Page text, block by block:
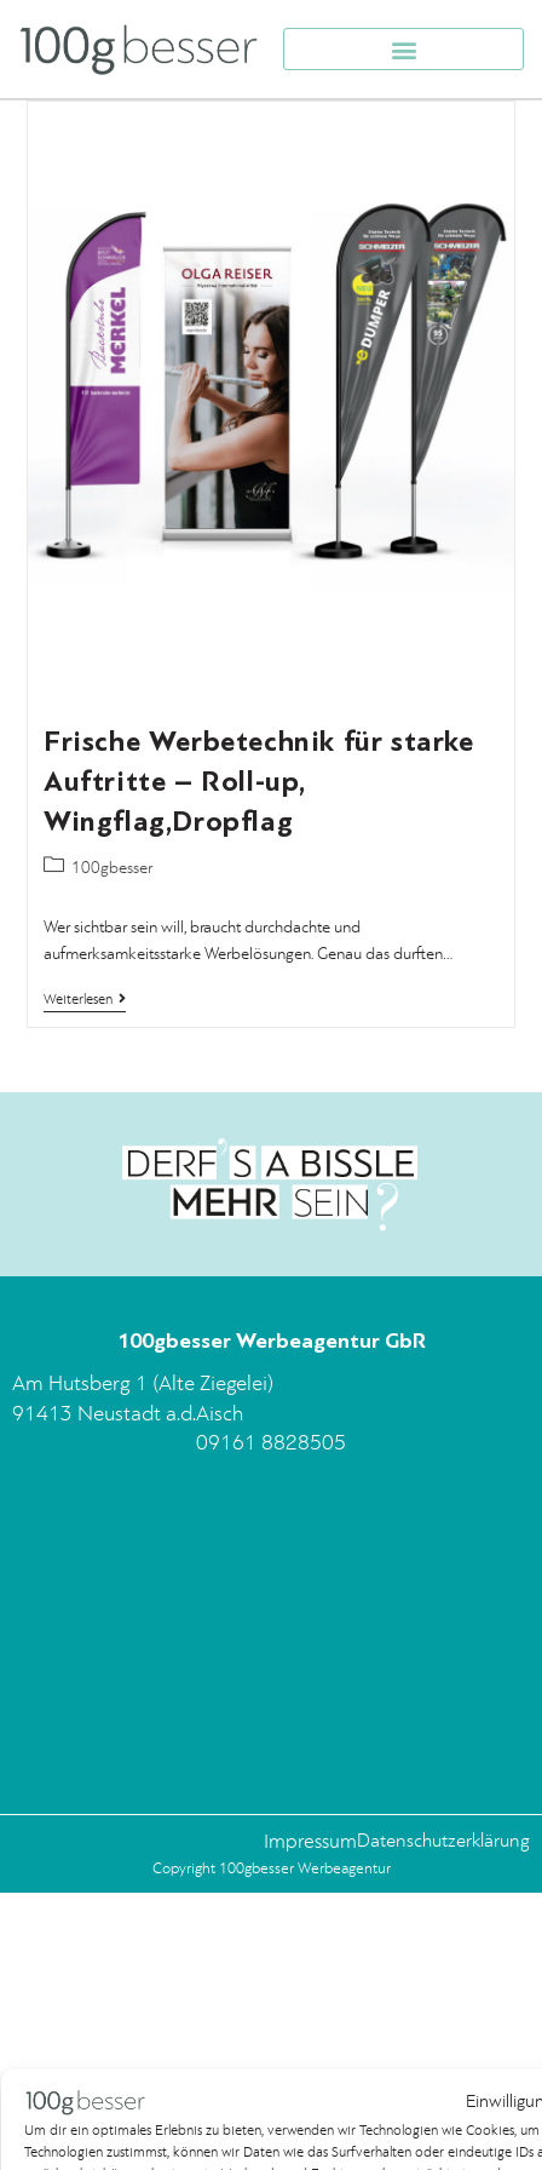
Um dir ein optimales Erlebnis zu bieten, verwenden wir Technologien wie Cookies,
Technologien zustimmst, können wir Daten wie das Surfverhalten oder eindeutige
Frische Werbetechnik für starke
Auftritte – Roll-up,
Wingflag,Dropflag
100gbesser
Wer sichtbar sein will, braucht durchdachte und
aufmerksamkeitsstarke Werbelösungen. Genau das durften…
Weiterlesen
100gbesser Werbeagentur GbR
Am Hutsberg 1 (Alte Ziegelei)
91413 Neustadt a.d.Aisch
09161 8828505
Copyright 100gbesser Werbeagentur
Datenschutzerklärung
Impressum